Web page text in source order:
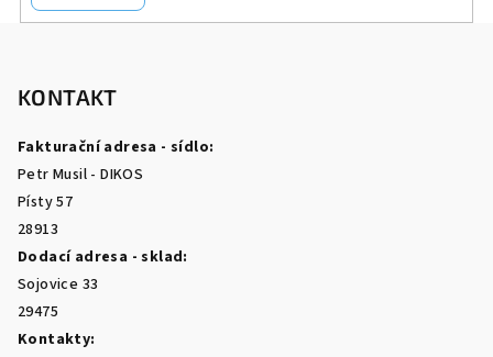
KONTAKT
Fakturační adresa - sídlo:
Petr Musil - DIKOS
Písty 57
28913
Dodací adresa - sklad:
Sojovice 33
29475
Kontakty: